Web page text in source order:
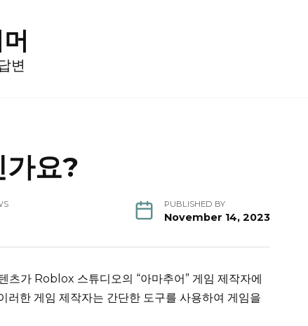
변
요?
PUBLISHED BY
November 14, 2023
츠가 Roblox 스튜디오의 “아마추어” 게임 제작자에
러한 게임 제작자는 간단한 도구를 사용하여 게임을